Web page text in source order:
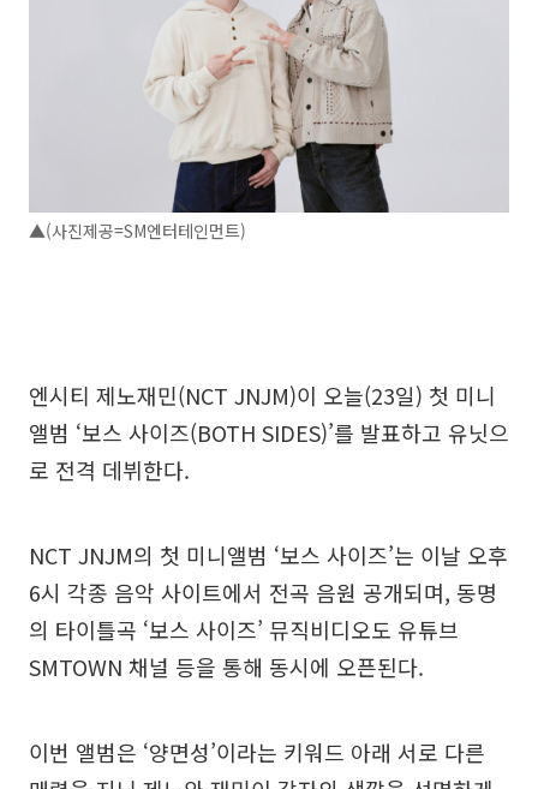
▲(사진제공=SM엔터테인먼트)
엔시티 제노재민(NCT JNJM)이 오늘(23일) 첫 미니
앨범 ‘보스 사이즈(BOTH SIDES)’를 발표하고 유닛으
로 전격 데뷔한다.
NCT JNJM의 첫 미니앨범 ‘보스 사이즈’는 이날 오후
6시 각종 음악 사이트에서 전곡 음원 공개되며, 동명
의 타이틀곡 ‘보스 사이즈’ 뮤직비디오도 유튜브
SMTOWN 채널 등을 통해 동시에 오픈된다.
이번 앨범은 ‘양면성’이라는 키워드 아래 서로 다른